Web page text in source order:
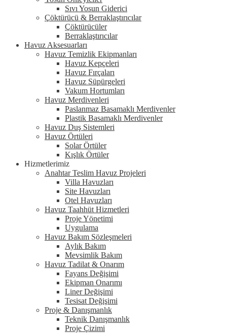
Sıvı Yosun Giderici
Çöktürücü & Berraklaştırıcılar
Çöktürücüler
Berraklaştırıcılar
Havuz Aksesuarları
Havuz Temizlik Ekipmanları
Havuz Kepçeleri
Havuz Fırçaları
Havuz Süpürgeleri
Vakum Hortumları
Havuz Merdivenleri
Paslanmaz Basamaklı Merdivenler
Plastik Basamaklı Merdivenler
Havuz Duş Sistemleri
Havuz Örtüleri
Solar Örtüler
Kışlık Örtüler
Hizmetlerimiz
Anahtar Teslim Havuz Projeleri
Villa Havuzları
Site Havuzları
Otel Havuzları
Havuz Taahhüt Hizmetleri
Proje Yönetimi
Uygulama
Havuz Bakım Sözleşmeleri
Aylık Bakım
Mevsimlik Bakım
Havuz Tadilat & Onarım
Fayans Değişimi
Ekipman Onarımı
Liner Değişimi
Tesisat Değişimi
Proje & Danışmanlık
Teknik Danışmanlık
Proje Çizimi